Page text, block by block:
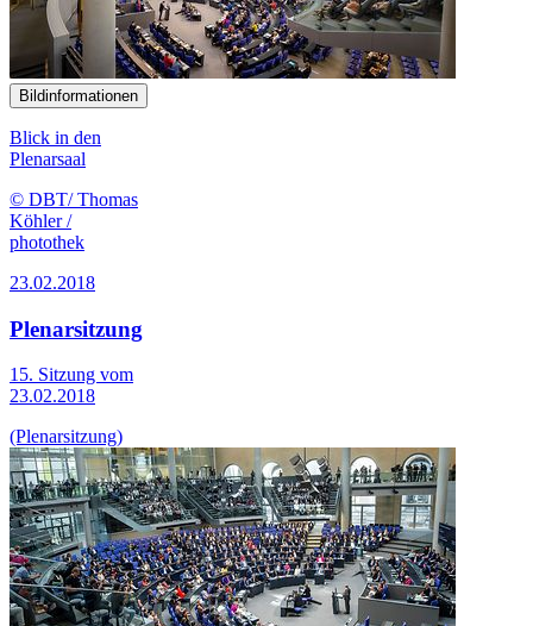
Bildinformationen
Blick in den
Plenarsaal
© DBT/ Thomas
Köhler /
photothek
23.02.2018
Plenarsitzung
15. Sitzung vom
23.02.2018
(Plenarsitzung)